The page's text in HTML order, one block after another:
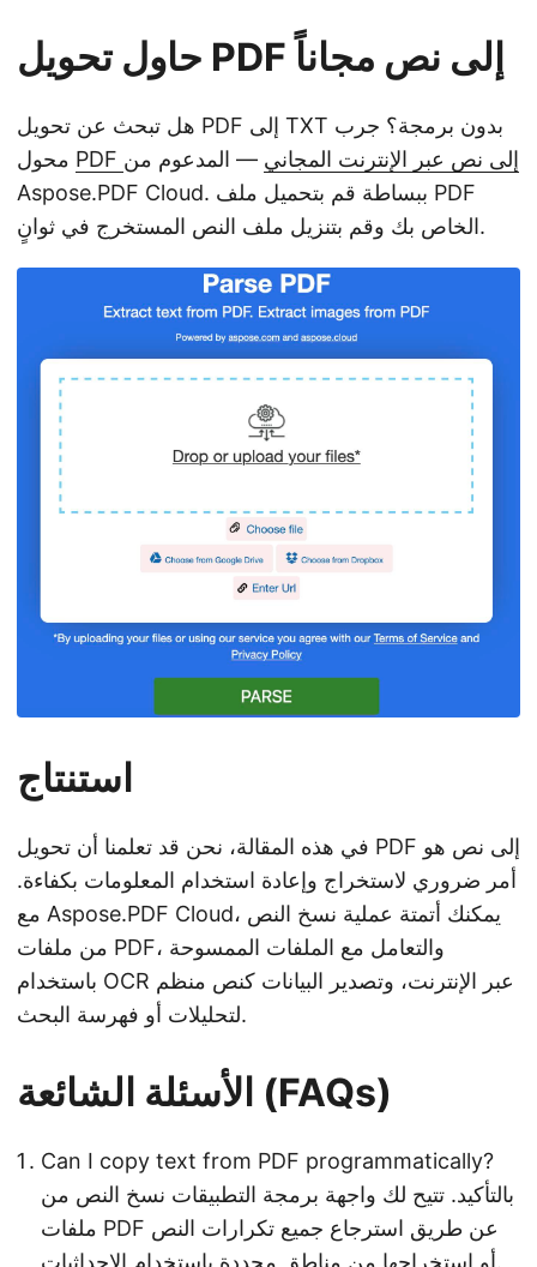
حاول تحويل PDF إلى نص مجاناً
هل تبحث عن تحويل PDF إلى TXT بدون برمجة؟ جرب
PDF إلى نص عبر الإنترنت المجاني — المدعوم من
Aspose.PDF Cloud. ببساطة قم بتحميل ملف PDF
الخاص بك وقم بتنزيل ملف النص المستخرج في ثوانٍ.
استنتاج
في هذه المقالة، نحن قد تعلمنا أن تحويل PDF إلى نص هو
أمر ضروري لاستخراج وإعادة استخدام المعلومات بكفاءة.
مع Aspose.PDF Cloud، يمكنك أتمتة عملية نسخ النص
من ملفات PDF، والتعامل مع الملفات الممسوحة
باستخدام OCR عبر الإنترنت، وتصدير البيانات كنص منظم
لتحليلات أو فهرسة البحث.
الأسئلة الشائعة (FAQs)
Can I copy text from PDF programmatically?
بالتأكيد. تتيح لك واجهة برمجة التطبيقات نسخ النص من
ملفات PDF عن طريق استرجاع جميع تكرارات النص